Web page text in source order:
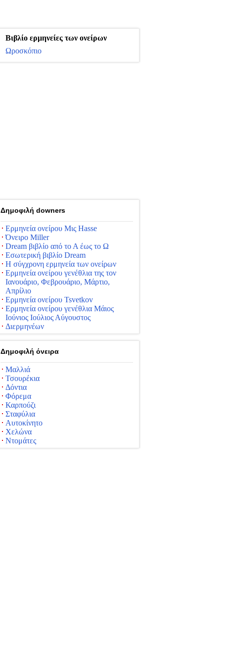
Βιβλίο ερμηνείες των ονείρων
Ωροσκόπιο
Δημοφιλή downers
Ερμηνεία ονείρου Μις Hasse
Όνειρο Miller
Dream βιβλίο από το Α έως το Ω
Εσωτερική βιβλίο Dream
Η σύγχρονη ερμηνεία των ονείρων
Ερμηνεία ονείρου γενέθλια της τον
Ιανουάριο, Φεβρουάριο, Μάρτιο,
Απρίλιο
Ερμηνεία ονείρου Tsvetkov
Ερμηνεία ονείρου γενέθλια Μάιος
Ιούνιος Ιούλιος Αύγουστος
Διερμηνέων
Δημοφιλή όνειρα
Μαλλιά
Τσουρέκια
Δόντια
Φόρεμα
Καρπούζι
Σταφύλια
Αυτοκίνητο
Χελώνα
Ντομάτες